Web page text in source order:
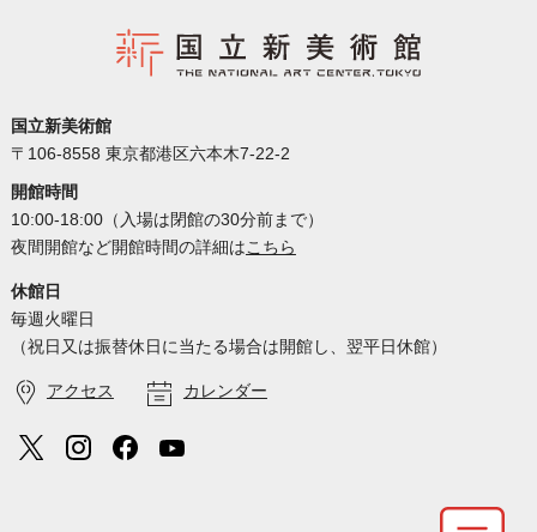
国立新美術館
〒106-8558 東京都港区六本木7-22-2
開館時間
10:00-18:00（入場は閉館の30分前まで）
夜間開館など開館時間の詳細はこちら
休館日
毎週火曜日
（祝日又は振替休日に当たる場合は開館し、翌平日休館）
アクセス カレンダー